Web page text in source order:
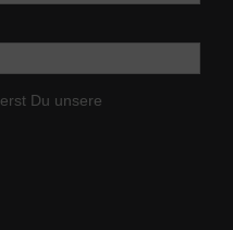
Du unsere